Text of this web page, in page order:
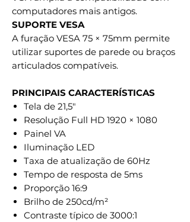
computadores mais antigos.
SUPORTE VESA
A furação VESA 75 × 75mm permite
utilizar suportes de parede ou braços
articulados compatíveis.
PRINCIPAIS CARACTERÍSTICAS
Tela de 21,5"
Resolução Full HD 1920 × 1080
Painel VA
Iluminação LED
Taxa de atualização de 60Hz
Tempo de resposta de 5ms
Proporção 16:9
Brilho de 250cd/m²
Contraste típico de 3000:1